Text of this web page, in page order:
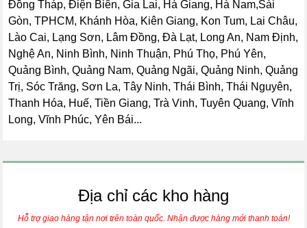
Đồng Tháp, Điện Biên, Gia Lai, Hà Giang, Hà Nam,Sài
Gòn, TPHCM, Khánh Hòa, Kiên Giang, Kon Tum, Lai Châu,
Lào Cai, Lạng Sơn, Lâm Đồng, Đà Lạt, Long An, Nam Định,
Nghệ An, Ninh Bình, Ninh Thuận, Phú Thọ, Phú Yên,
Quảng Bình, Quảng Nam, Quảng Ngãi, Quảng Ninh, Quảng
Trị, Sóc Trăng, Sơn La, Tây Ninh, Thái Bình, Thái Nguyên,
Thanh Hóa, Huế, Tiền Giang, Trà Vinh, Tuyên Quang, Vĩnh
Long, Vĩnh Phúc, Yên Bái...
Địa chỉ các kho hàng
Hỗ trợ giao hàng tận nơi trên toàn quốc. Nhận được hàng mới thanh toán!